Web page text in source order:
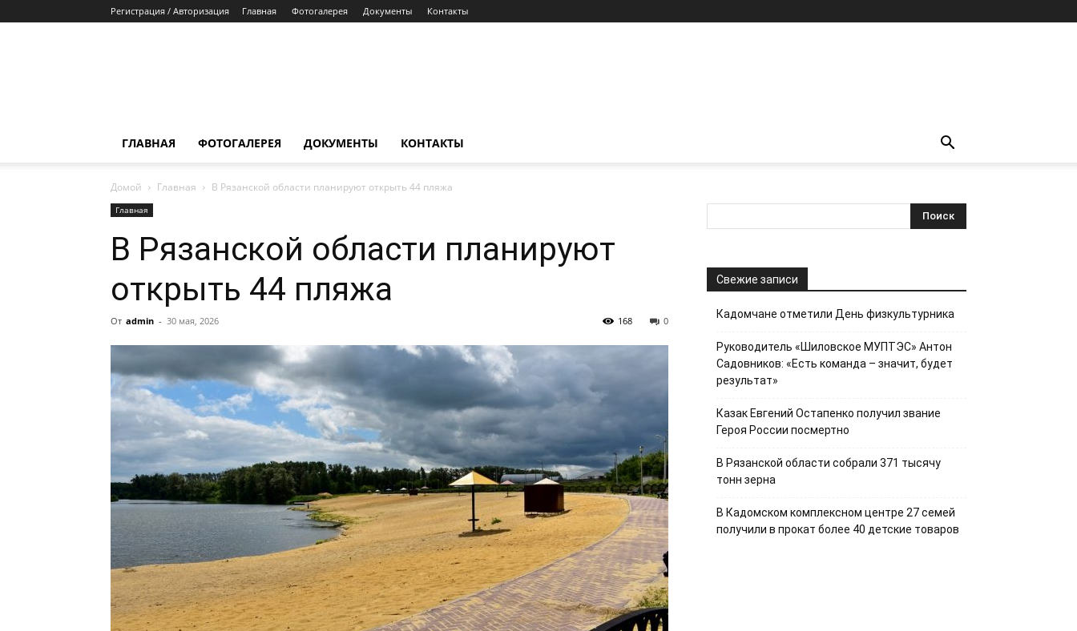
Регистрация / Авторизация Главная Фотогалерея Документы Контакты
ГЛАВНАЯ ФОТОГАЛЕРЕЯ ДОКУМЕНТЫ КОНТАКТЫ
Домой Главная В Рязанской области планируют открыть 44 пляжа
Главная
В Рязанской области планируют
открыть 44 пляжа
От admin - 30 мая, 2026 0
168
Свежие записи
Кадомчане отметили День физкультурника
Руководитель «Шиловское МУПТЭС» Антон
Садовников: «Есть команда – значит, будет
результат»
Казак Евгений Остапенко получил звание
Героя России посмертно
В Рязанской области собрали 371 тысячу
тонн зерна
В Кадомском комплексном центре 27 семей
получили в прокат более 40 детские товаров